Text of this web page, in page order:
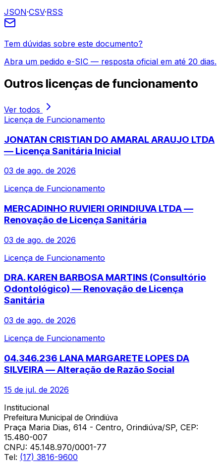
JSON·CSV·RSS
Tem dúvidas sobre este documento?
Abra um pedido e-SIC — resposta oficial em até 20 dias.
Outros licenças de funcionamento
Ver todos
Licença de Funcionamento
JONATAN CRISTIAN DO AMARAL ARAUJO LTDA
— Licença Sanitária Inicial
03 de ago. de 2026
Licença de Funcionamento
MERCADINHO RUVIERI ORINDIUVA LTDA —
Renovação de Licença Sanitária
03 de ago. de 2026
Licença de Funcionamento
DRA. KAREN BARBOSA MARTINS (Consultório
Odontológico) — Renovação de Licença
Sanitária
03 de ago. de 2026
Licença de Funcionamento
04.346.236 LANA MARGARETE LOPES DA
SILVEIRA — Alteração de Razão Social
15 de jul. de 2026
Institucional
Prefeitura Municipal de Orindiúva
Praça Maria Dias, 614 - Centro, Orindiúva/SP, CEP:
15.480-007
CNPJ: 45.148.970/0001-77
Tel: (17) 3816-9600